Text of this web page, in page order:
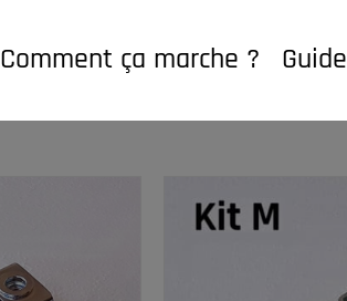
Comment ça marche ? Guide